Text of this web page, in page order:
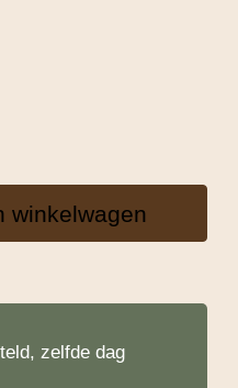
winkelwagen
zelfde dag